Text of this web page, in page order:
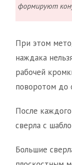
формируют
При этом
наждака
рабочей
поворотом до
После
сверла с
Большие